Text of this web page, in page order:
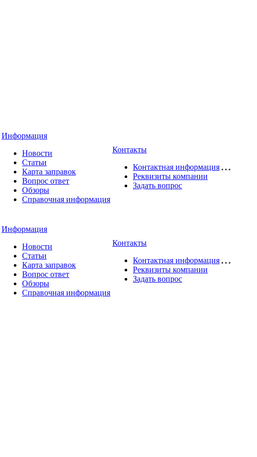
Информация
Новости
Статьи
Карта заправок
Вопрос ответ
Обзоры
Справочная информация
Контакты
Контактная информация
Реквизиты компании
Задать вопрос
Информация
Новости
Статьи
Карта заправок
Вопрос ответ
Обзоры
Справочная информация
Контакты
Контактная информация
Реквизиты компании
Задать вопрос